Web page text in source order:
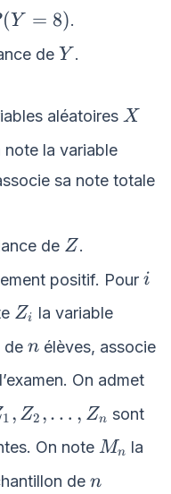
(Y = 8).
de Y
Y .
aléatoires X
X
la variable
sa note totale
de Z
Z.
positif. Pour i
i
Z_i
Zi la variable
de n
n élèves, associe
On admet
1 , Z2 ,… , Zn sont
On note M_n
Mn la
de n
n